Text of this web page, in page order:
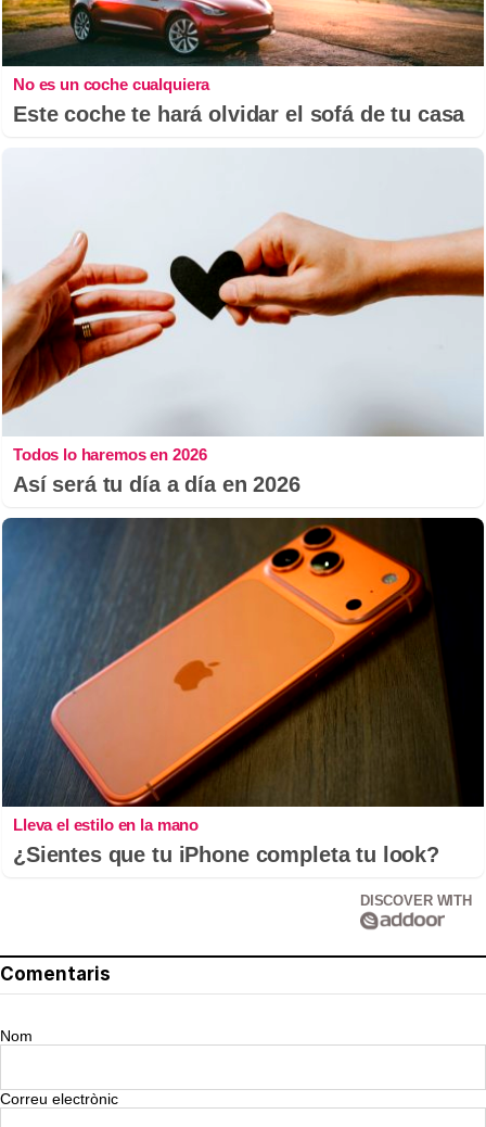
No es un coche cualquiera
Este coche te hará olvidar el sofá de tu casa
Todos lo haremos en 2026
Así será tu día a día en 2026
Lleva el estilo en la mano
¿Sientes que tu iPhone completa tu look?
DISCOVER WITH
Comentaris
Nom
Correu electrònic